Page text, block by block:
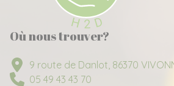
Où nous trouver?
9 route de Danlot, 86370
05 49 43 43 70